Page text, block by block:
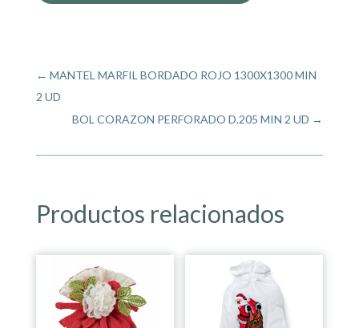
← MANTEL MARFIL BORDADO ROJO 1300X1300 MIN
2 UD
BOL CORAZON PERFORADO D.205 MIN 2 UD →
Productos relacionados